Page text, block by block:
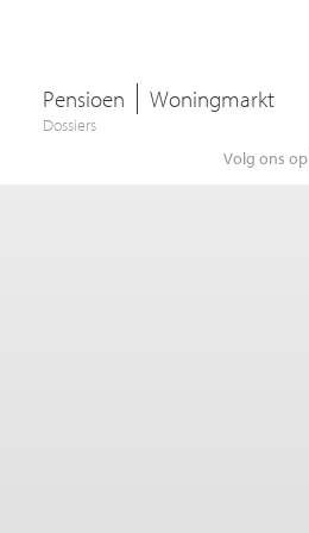
Pensioen Woningmarkt
Dossiers
Volg ons op